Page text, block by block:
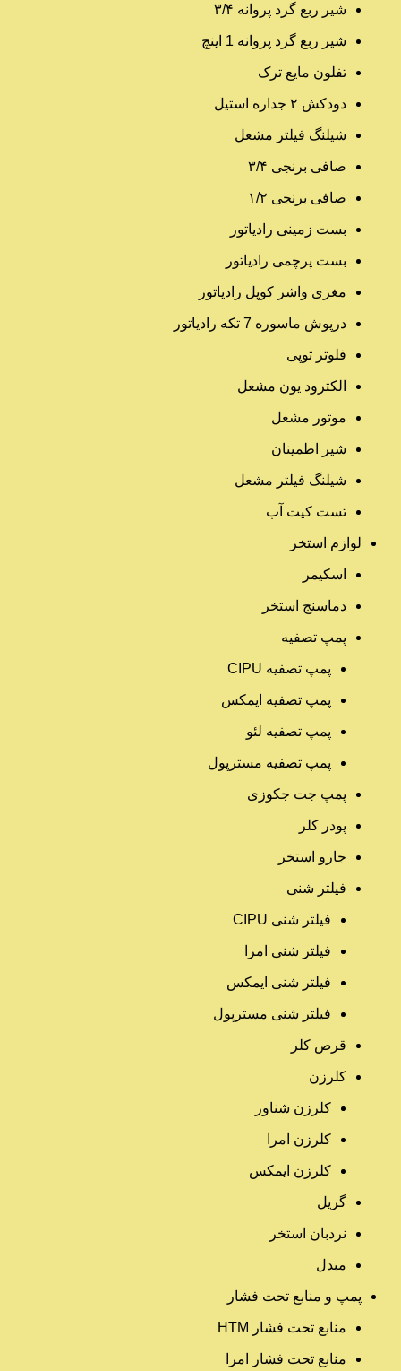
شیر ربع گرد پروانه ۳/۴
شیر ربع گرد پروانه 1 اینچ
تفلون مایع ترک
دودکش ۲ جداره استیل
شیلنگ فیلتر مشعل
صافی برنجی ۳/۴
صافی برنجی ۱/۲
بست زمینی رادیاتور
بست پرچمی رادیاتور
مغزی واشر کوپل رادیاتور
درپوش ماسوره 7 تکه رادیاتور
فلوتر توپی
الکترود یون مشعل
موتور مشعل
شیر اطمینان
شیلنگ فیلتر مشعل
تست کیت آب
لوازم استخر
اسکیمر
دماسنج استخر
پمپ تصفیه
پمپ تصفیه CIPU
پمپ تصفیه ایمکس
پمپ تصفیه لئو
پمپ تصفیه مسترپول
پمپ جت جکوزی
پودر کلر
جارو استخر
فیلتر شنی
فیلتر شنی CIPU
فیلتر شنی امرا
فیلتر شنی ایمکس
فیلتر شنی مسترپول
قرص کلر
کلرزن
کلرزن شناور
کلرزن امرا
کلرزن ایمکس
گریل
نردبان استخر
مبدل
پمپ و منابع تحت فشار
منابع تحت فشار HTM‎
منابع تحت فشار امرا